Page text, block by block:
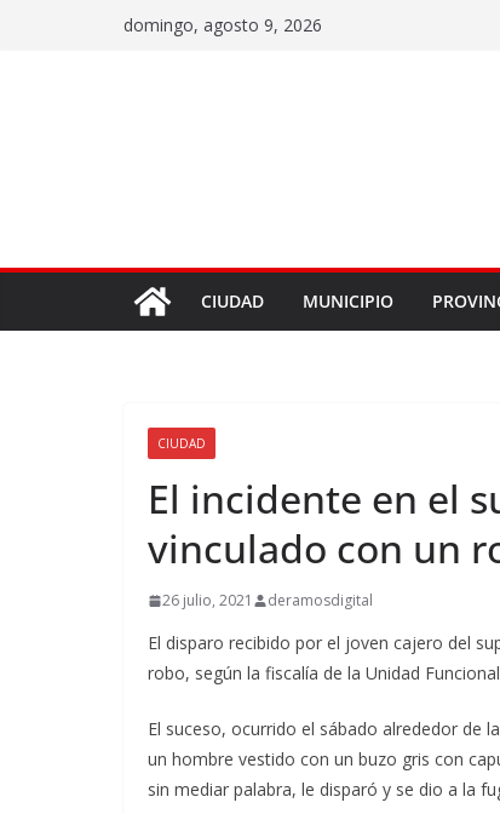
domingo, agosto 9, 2026
CIUDAD MUNICIPIO
CIUDAD
El incidente en el
vinculado con un
26 julio, 2021 deramosdigital
El disparo recibido por el joven cajero del
robo, según la fiscalía de la Unidad
El suceso, ocurrido el sábado alrededor de
un hombre vestido con un buzo gris con
sin mediar palabra, le disparó y se dio a la